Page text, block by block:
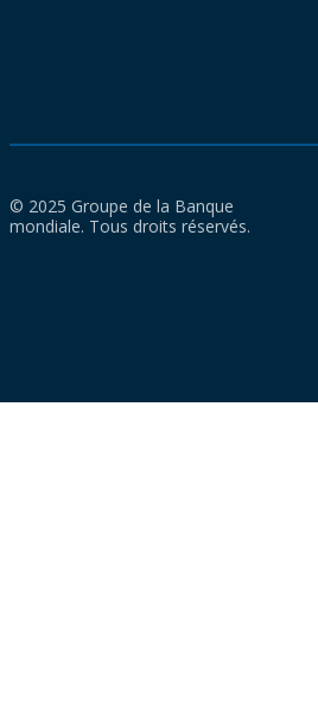
© 2025 Groupe de la Banque
mondiale. Tous droits réservés.